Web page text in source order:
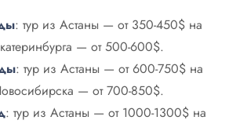
: тур из Астаны — от 350-450$ на
— от 500-600$.
: тур из Астаны — от 600-750$ на
— от 700-850$.
: тур из Астаны — от 1000-1300$ на